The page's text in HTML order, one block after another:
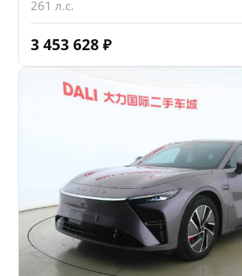
261 л.с.
3 453 628 ₽